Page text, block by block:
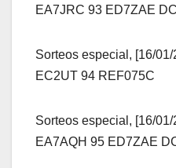
EA7JRC 93 ED7ZAE
Sorteos especial, [16/01/
EC2UT 94 REF075C
Sorteos especial, [16/01/
EA7AQH 95 ED7ZAE